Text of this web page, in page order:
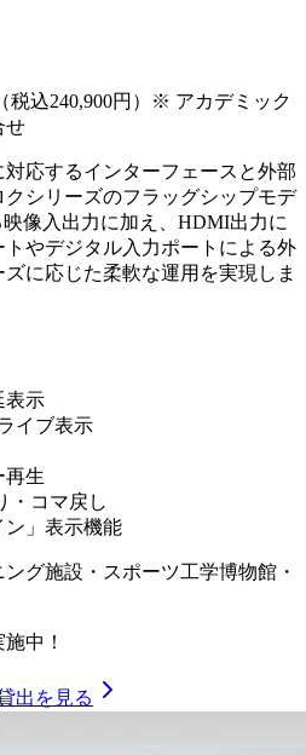
込240,900円）
※ アカデミック
せ
応するインターフェースと外部
シリーズのフラッグシップモデ
像入出力に加え、HDMI出力に
やデジタル入力ポートによる外
に応じた柔軟な運用を実現しま
表示
イブ表示
再生
・コマ戻し
ン」表示機能
ング施設・スポーツ工学博物館・
中！
出を見る